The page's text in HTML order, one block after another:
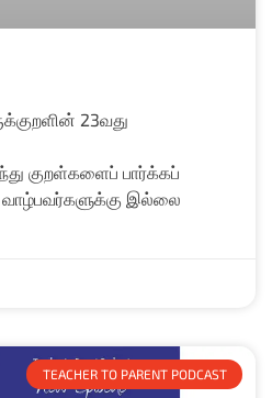
23வது
குறள்களைப் பார்க்கப்
இல்லை
TEACHER TO PARENT PODCAST